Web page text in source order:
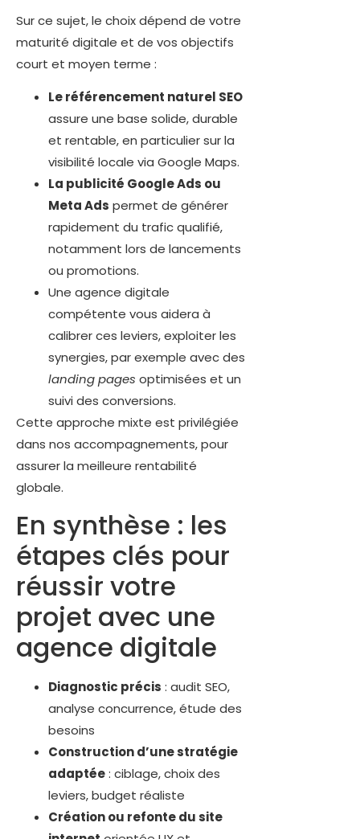
Sur ce sujet, le choix dépend de votre
maturité digitale et de vos objectifs
court et moyen terme :
Le référencement naturel SEO
assure une base solide, durable
et rentable, en particulier sur la
visibilité locale via Google Maps.
La publicité Google Ads ou
Meta Ads permet de générer
rapidement du trafic qualifié,
notamment lors de lancements
ou promotions.
Une agence digitale
compétente vous aidera à
calibrer ces leviers, exploiter les
synergies, par exemple avec des
landing pages optimisées et un
suivi des conversions.
Cette approche mixte est privilégiée
dans nos accompagnements, pour
assurer la meilleure rentabilité
globale.
En synthèse : les
étapes clés pour
réussir votre
projet avec une
agence digitale
Diagnostic précis : audit SEO,
analyse concurrence, étude des
besoins
Construction d’une stratégie
adaptée: ciblage, choix des
leviers, budget réaliste
Création ou refonte du site